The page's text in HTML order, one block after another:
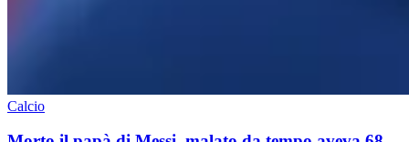
Calcio